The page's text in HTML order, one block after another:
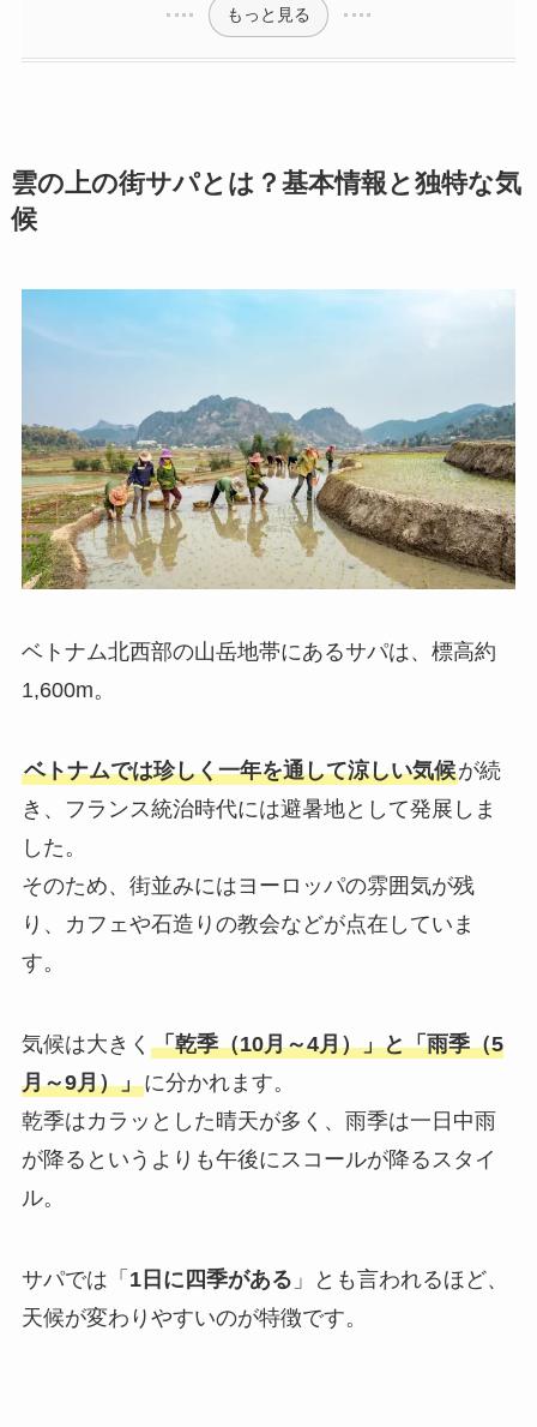
もっと見る
雲の上の街サパとは？基本情報と独特な気
候
ベトナム北西部の山岳地帯にあるサパは、標高約
1,600m。
ベトナムでは珍しく一年を通して涼しい気候が続
き、フランス統治時代には避暑地として発展しま
した。
そのため、街並みにはヨーロッパの雰囲気が残
り、カフェや石造りの教会などが点在していま
す。
気候は大きく 「乾季（10月～4月）」と「雨季（5
月～9月）」に分かれます。
乾季はカラッとした晴天が多く、雨季は一日中雨
が降るというよりも午後にスコールが降るスタイ
ル。
サパでは「 1日に四季がある 」とも言われるほど、
天候が変わりやすいのが特徴です。